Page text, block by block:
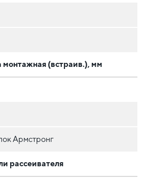
монтажная (встраив.), мм
Армстронг
рассеивателя